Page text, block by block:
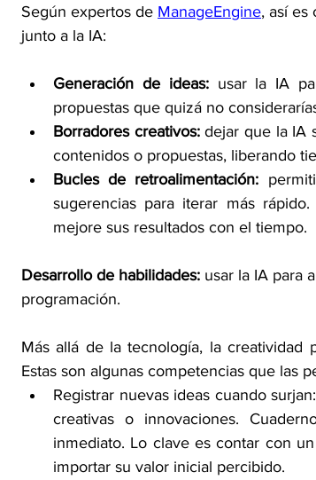
Según expertos de ManageEngine, así es
junto a la IA:
Generación de ideas: usar la IA
propuestas que quizá no
Borradores creativos: dejar que la IA
contenidos o propuestas, liberando
Bucles de retroalimentación:
sugerencias para iterar más
mejore sus resultados con el tiempo.
Desarrollo de habilidades: usar la IA para
programación.
Más allá de la tecnología, la creatividad
Estas son algunas competencias que las
Registrar nuevas ideas cuando
creativas o innovaciones.
inmediato. Lo clave es contar con
importar su valor inicial percibido.